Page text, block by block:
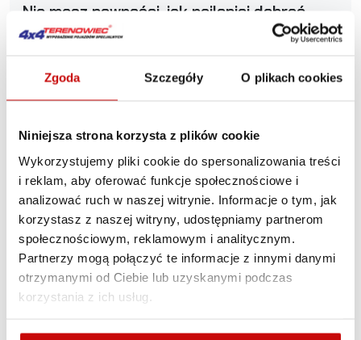
Zgoda Szczegóły O plikach cookies
Niniejsza strona korzysta z plików cookie
Wykorzystujemy pliki cookie do spersonalizowania treści
i reklam, aby oferować funkcje społecznościowe i
analizować ruch w naszej witrynie. Informacje o tym, jak
korzystasz z naszej witryny, udostępniamy partnerom
społecznościowym, reklamowym i analitycznym.
Partnerzy mogą połączyć te informacje z innymi danymi
otrzymanymi od Ciebie lub uzyskanymi podczas
korzystania z ich usług.
Nie masz pewności, jak najlepiej dobrać
produkt? Zadzwoń, my Ci doradzimy.
Opis produktu
Zestaw montażowy 6x100
mm
40-60 mm oraz FITRUB 60-87 mm. Opak. = 1 śruba + 1